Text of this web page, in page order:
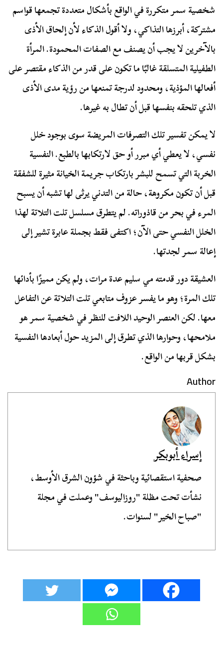
شخصية سمر متكررة في الواقع بأشكال متعددة تجمعها قواسم
مشتركة، أبرزها التذاكي، ولا أقول الذكاء لأن إلحاق الأذى
بالآخرين لا يجب أن يصنف مع الصفات المحمودة. المرأة
الطفيلية المتسلقة غالبًا ما تكون على قدر من الذكاء مقتصر على
أفعالها المؤذية، ومحدود لدرجة تمنعها من رؤية مدى الأذى
الذي تلحقه بنفسها قبل أن تطال به غيرها.
لا يمكن تفسير تلك التصرفات المريضة سوى بوجود خلل
نفسي، لا يعطي أي مبرر أو حق لارتكابها بالطبع. النفسية
الخربة التي تسمح للبشر بارتكاب جريمة الخيانة مثيرة للشفقة
قبل أن تكون مكروهة، حالة من التدني يرثى لها تشبه أن يسبح
المرء في بحر من قاذوراته. لم يتطرق مسلسل تلت التلاتة لهذا
الخلل النفسي حتى الآن؛ اكتفى فقط بجملة عابرة تشير إلى
إعالة سمر لجدتها.
العشيقة دور قدمته مي سليم عدة مرات، ولم يكن مميزًا بأدائها
تلك المرة؛ وهو ما يفسر عزوف متابعي تلت التلاتة عن التفاعل
معها. لكن العنصر الوحيد اللافت للنظر في شخصية سمر هو
ملامحها، وحوارها الذي تطرق إلى المزيد حول أبعادها النفسية
بشكل قربها من الواقع.
Author
إسراء أبوبكر
صحفية استقصائية وباحثة في شؤون الشرق الأوسط،
نشأت تحت مظلة "روزاليوسف" وعملت في مجلة
"صباح الخير" لسنوات.